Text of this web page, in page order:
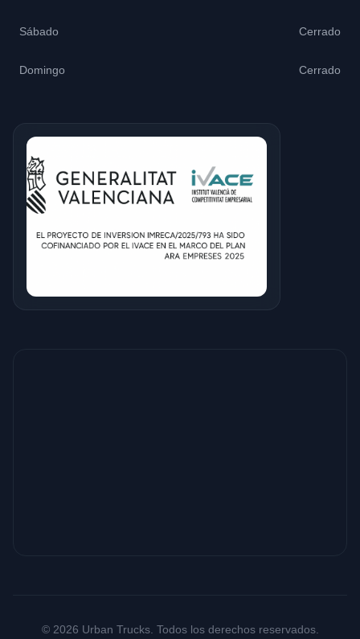
Sábado Cerrado
Domingo Cerrado
© 2026 Urban Trucks. Todos los derechos reservados.